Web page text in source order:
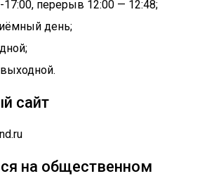
17:00, перерыв 12:00 — 12:48;
день;
сайт
на общественном